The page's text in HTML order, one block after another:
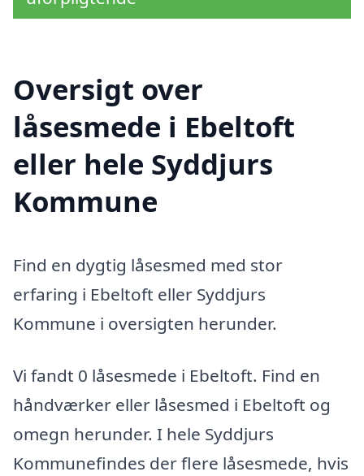
Oversigt over
låsesmede i Ebeltoft
eller hele Syddjurs
Kommune
Find en dygtig låsesmed med stor
erfaring i Ebeltoft eller Syddjurs
Kommune i oversigten herunder.
Vi fandt 0 låsesmede i Ebeltoft. Find en
håndværker eller låsesmed i Ebeltoft og
omegn herunder. I hele Syddjurs
Kommunefindes der flere låsesmede, hvis